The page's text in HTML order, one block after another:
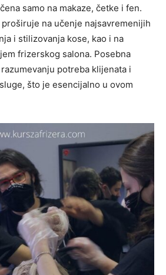
samo na makaze, četke i fen.
na učenje najsavremenijih
i stilizovanja kose, kao i na
frizerskog salona. Posebna
potreba klijenata i
što je esencijalno u ovom